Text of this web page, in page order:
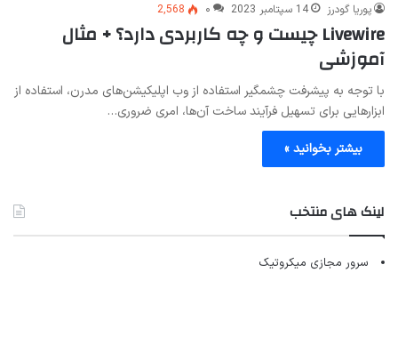
پوریا گودرز 14 سپتامبر 2023 ۰ 2,568
Livewire چیست و چه کاربردی دارد؟ + مثال
آموزشی
با توجه به پیشرفت چشمگیر استفاده از وب اپلیکیشن‌های مدرن، استفاده از
ابزارهایی برای تسهیل فرآیند ساخت آن‌ها، امری ضروری…
بیشتر بخوانید »
لینک های منتخب
سرور مجازی میکروتیک